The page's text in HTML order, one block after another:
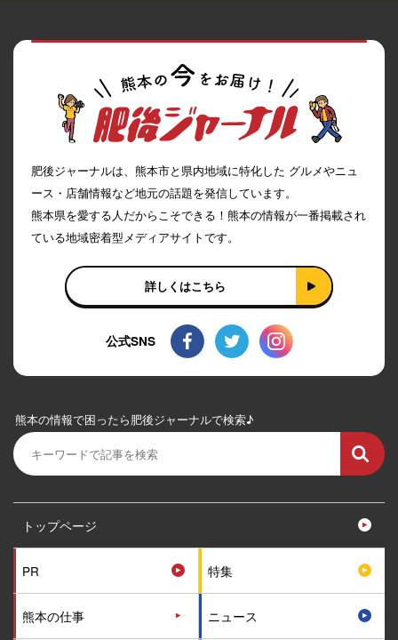
肥後ジャーナルは、熊本市と県内地域に特化した グルメやニュ
ース・店舗情報など地元の話題を発信しています。
熊本県を愛する人だからこそできる！熊本の情報が一番掲載され
ている地域密着型メディアサイトです。
詳しくはこちら
公式SNS
熊本の情報で困ったら肥後ジャーナルで検索♪
トップページ
PR 特集
熊本の仕事 ニュース